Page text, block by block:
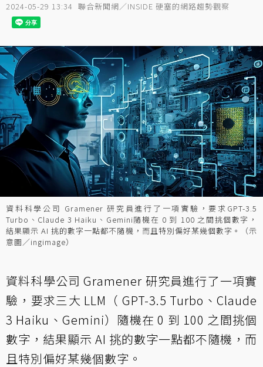
2024-05-29 13:34 聯合新聞網／INSIDE 硬塞的網路趨勢觀察
資料科學公司 Gramener 研究員進行了一項實驗，要求GPT-3.5
Turbo、Claude 3 Haiku、Gemini隨機在 0 到 100 之間挑個數字，
結果顯示 AI 挑的數字一點都不隨機，而且特別偏好某幾個數字。（示
意圖／ingimage）
資料科學公司 Gramener 研究員進行了一項實
驗，要求三大 LLM（ GPT-3.5 Turbo、Claude
3 Haiku、Gemini）隨機在 0 到 100 之間挑個
數字，結果顯示 AI 挑的數字一點都不隨機，而
且特別偏好某幾個數字。